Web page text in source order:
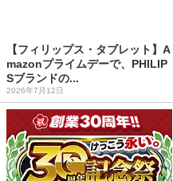
【フィリップス・タブレット】A
mazonプライムデーで、PHILIP
Sブランドの...
2026年7月12日